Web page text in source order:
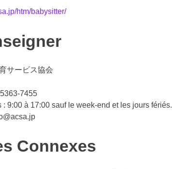
htm/babysitter/
サービス協会
7455
: 9:00 à 17:00 sauf le week-end et les jours fériés.
Connexes